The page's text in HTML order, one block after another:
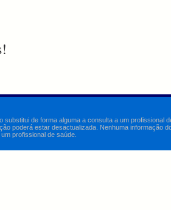
substitui de forma alguma a consulta a um
poderá estar desactualizada. Nenhuma informação
profissional de saúde.